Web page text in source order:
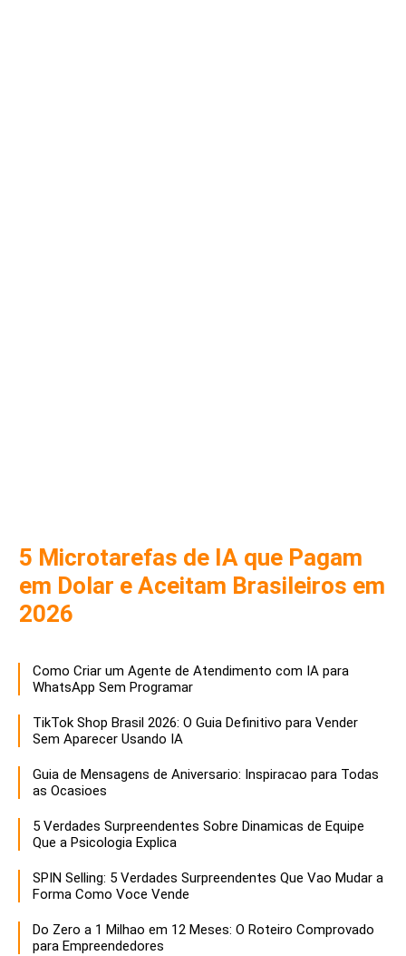
5 Microtarefas de IA que Pagam
em Dolar e Aceitam Brasileiros em
2026
Como Criar um Agente de Atendimento com IA para
WhatsApp Sem Programar
TikTok Shop Brasil 2026: O Guia Definitivo para Vender
Sem Aparecer Usando IA
Guia de Mensagens de Aniversario: Inspiracao para Todas
as Ocasioes
5 Verdades Surpreendentes Sobre Dinamicas de Equipe
Que a Psicologia Explica
SPIN Selling: 5 Verdades Surpreendentes Que Vao Mudar a
Forma Como Voce Vende
Do Zero a 1 Milhao em 12 Meses: O Roteiro Comprovado
para Empreendedores